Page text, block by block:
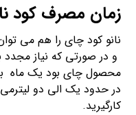
زمان مصرف کود
نانو کود چای را هم می
و در صورتی که نیاز مجدد
محصول چای بود یک ماه
در حدود یک الی دو
کارگیرید.